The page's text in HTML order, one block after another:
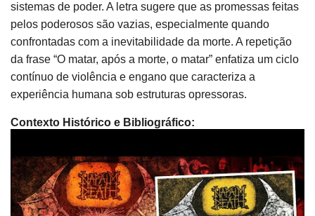
sistemas de poder. A letra sugere que as promessas feitas
pelos poderosos são vazias, especialmente quando
confrontadas com a inevitabilidade da morte. A repetição
da frase “O matar, após a morte, o matar” enfatiza um ciclo
contínuo de violência e engano que caracteriza a
experiência humana sob estruturas opressoras.
Contexto Histórico e Bibliográfico:
como as de ‘The Kill’, reflete temas de alienação e
desilusão que podem ser paralelamente explorados em ‘A
Gaia Ciência’ de Friedrich Nietzsche. Neste trabalho,